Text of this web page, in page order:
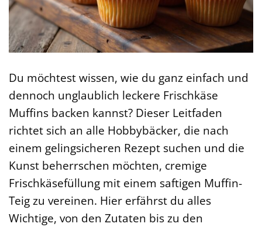
Du möchtest wissen, wie du ganz einfach und
dennoch unglaublich leckere Frischkäse
Muffins backen kannst? Dieser Leitfaden
richtet sich an alle Hobbybäcker, die nach
einem gelingsicheren Rezept suchen und die
Kunst beherrschen möchten, cremige
Frischkäsefüllung mit einem saftigen Muffin-
Teig zu vereinen. Hier erfährst du alles
Wichtige, von den Zutaten bis zu den